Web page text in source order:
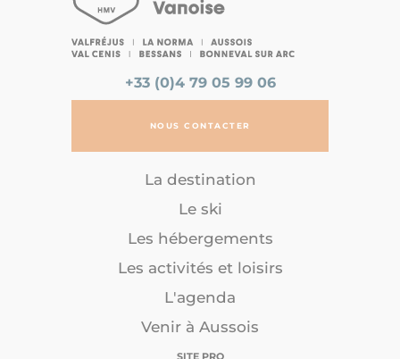
+33 (0)4 79 05 99 06
NOUS CONTACTER
La destination
Le ski
Les hébergements
Les activités et loisirs
L'agenda
Venir à Aussois
SITE PRO